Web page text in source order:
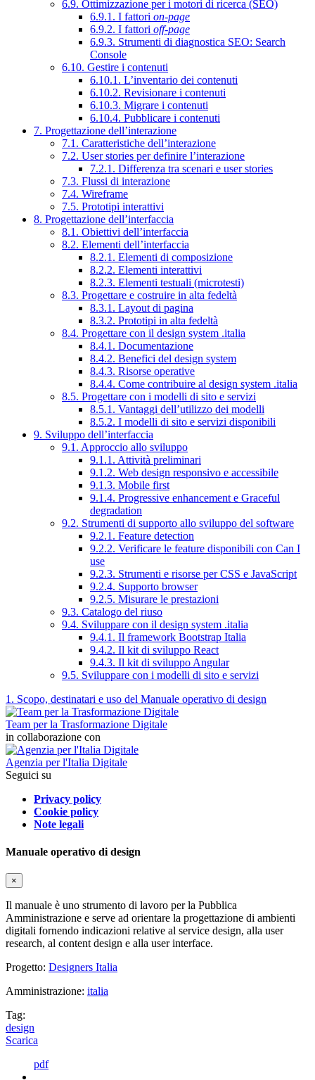
6.9. Ottimizzazione per i motori di ricerca (SEO)
6.9.1. I fattori on-page
6.9.2. I fattori off-page
6.9.3. Strumenti di diagnostica SEO: Search
Console
6.10. Gestire i contenuti
6.10.1. L’inventario dei contenuti
6.10.2. Revisionare i contenuti
6.10.3. Migrare i contenuti
6.10.4. Pubblicare i contenuti
7. Progettazione dell’interazione
7.1. Caratteristiche dell’interazione
7.2. User stories per definire l’interazione
7.2.1. Differenza tra scenari e user stories
7.3. Flussi di interazione
7.4. Wireframe
7.5. Prototipi interattivi
8. Progettazione dell’interfaccia
8.1. Obiettivi dell’interfaccia
8.2. Elementi dell’interfaccia
8.2.1. Elementi di composizione
8.2.2. Elementi interattivi
8.2.3. Elementi testuali (microtesti)
8.3. Progettare e costruire in alta fedeltà
8.3.1. Layout di pagina
8.3.2. Prototipi in alta fedeltà
8.4. Progettare con il design system .italia
8.4.1. Documentazione
8.4.2. Benefici del design system
8.4.3. Risorse operative
8.4.4. Come contribuire al design system .italia
8.5. Progettare con i modelli di sito e servizi
8.5.1. Vantaggi dell’utilizzo dei modelli
8.5.2. I modelli di sito e servizi disponibili
9. Sviluppo dell’interfaccia
9.1. Approccio allo sviluppo
9.1.1. Attività preliminari
9.1.2. Web design responsivo e accessibile
9.1.3. Mobile first
9.1.4. Progressive enhancement e Graceful
degradation
9.2. Strumenti di supporto allo sviluppo del software
9.2.1. Feature detection
9.2.2. Verificare le feature disponibili con Can I
use
9.2.3. Strumenti e risorse per CSS e JavaScript
9.2.4. Supporto browser
9.2.5. Misurare le prestazioni
9.3. Catalogo del riuso
9.4. Sviluppare con il design system .italia
9.4.1. Il framework Bootstrap Italia
9.4.2. Il kit di sviluppo React
9.4.3. Il kit di sviluppo Angular
9.5. Sviluppare con i modelli di sito e servizi
1. Scopo, destinatari e uso del Manuale operativo di design
Team per la Trasformazione Digitale
in collaborazione con
Agenzia per l'Italia Digitale
Seguici su
Privacy policy
Cookie policy
Note legali
Manuale operativo di design
×
Il manuale è uno strumento di lavoro per la Pubblica
Amministrazione e serve ad orientare la progettazione di ambienti
digitali fornendo indicazioni relative al service design, alla user
research, al content design e alla user interface.
Progetto: Designers Italia
Amministrazione: italia
Tag:
design
Scarica
pdf